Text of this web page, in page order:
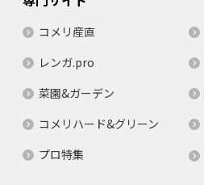
コメリ産直
レンガ.pro
菜園&ガーデン
コメリハード&グリーン
プロ特集